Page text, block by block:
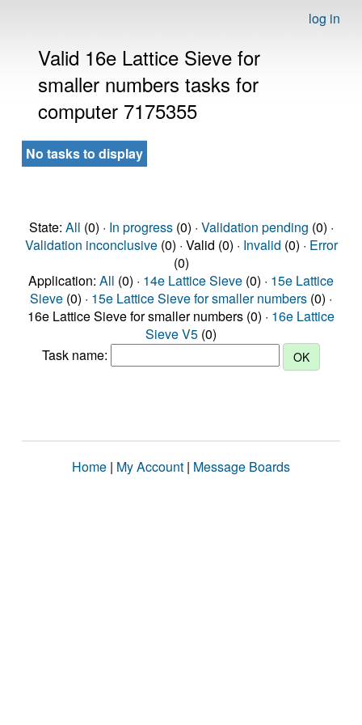
log in
Valid 16e Lattice Sieve for
smaller numbers tasks for
computer 7175355
No tasks to display
State: All (0) · In progress(0) · Validation pending (0) ·
Validation inconclusive(0) · Valid (0) · Invalid (0) · Error
(0)
Application: All (0) · 14e Lattice Sieve (0) · 15e Lattice
Sieve (0) · 15e Lattice Sieve for smaller numbers (0) ·
16e Lattice Sieve for smaller numbers (0) · 16e Lattice
Sieve V5 (0)
Task name:
Home | My Account | Message Boards